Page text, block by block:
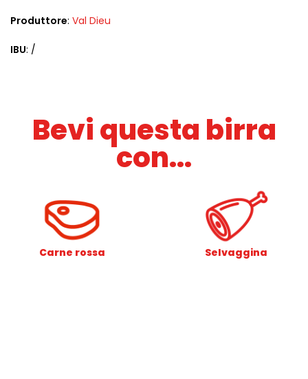
Produttore: Val Dieu
IBU: /
Bevi questa birra
con...
Carne rossa Selvaggina